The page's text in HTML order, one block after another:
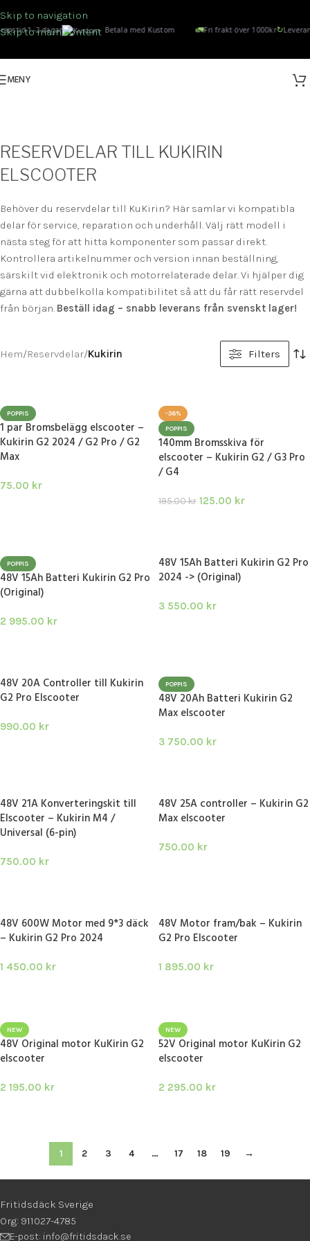
Skip to navigation
Skip to main content
1–2 dagar Betala med Kustom 🚛Fri frakt över 1000kr↻
MENY
RESERVDELAR TILL KUKIRIN
ELSCOOTER
Behöver du reservdelar till KuKirin? Här samlar vi kompatibla
delar för service, reparation och underhåll. Välj rätt modell i
nästa steg för att hitta komponenter som passar direkt.
Kontrollera artikelnummer och version innan beställning,
särskilt vid elektronik och motorrelaterade delar. Vi hjälper dig
gärna att dubbelkolla kompatibilitet så att du får rätt reservdel
från början. Beställ idag – snabb leverans från svenskt lager!
Hem/Reservdelar/Kukirin Filters
POPPIS
1 par Bromsbelägg elscooter –
Kukirin G2 2024 / G2 Pro / G2
Max
75.00 kr
-36%
POPPIS
140mm Bromsskiva för
elscooter – Kukirin G2 / G3 Pro
/ G4
195.00kr 125.00 kr
POPPIS
48V 15Ah Batteri Kukirin G2 Pro
(Original)
2 995.00 kr
48V 15Ah Batteri Kukirin G2 Pro
2024 -> (Original)
3 550.00 kr
48V 20A Controller till Kukirin
G2 Pro Elscooter
990.00 kr
POPPIS
48V 20Ah Batteri Kukirin G2
Max elscooter
3 750.00 kr
48V 21A Konverteringskit till
Elscooter – Kukirin M4 /
Universal (6-pin)
750.00 kr
48V 25A controller – Kukirin G2
Max elscooter
750.00 kr
48V 600W Motor med 9*3 däck
– Kukirin G2 Pro 2024
1 450.00 kr
48V Motor fram/bak – Kukirin
G2 Pro Elscooter
1 895.00 kr
NEW
48V Original motor KuKirin G2
elscooter
2 195.00 kr
NEW
52V Original motor KuKirin G2
elscooter
2 295.00 kr
1 2 3 4 … 17 18 19 →
Fritidsdäck Sverige
Org: 911027-4785
E-post: info@fritidsdack.se